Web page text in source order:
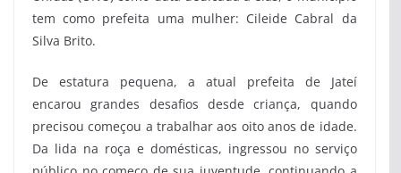
tem como prefeita uma mulher: Cileide Cabral da
Silva Brito.
De estatura pequena, a atual prefeita de Jateí
encarou grandes desafios desde criança, quando
precisou começou a trabalhar aos oito anos de idade.
Da lida na roça e domésticas, ingressou no serviço